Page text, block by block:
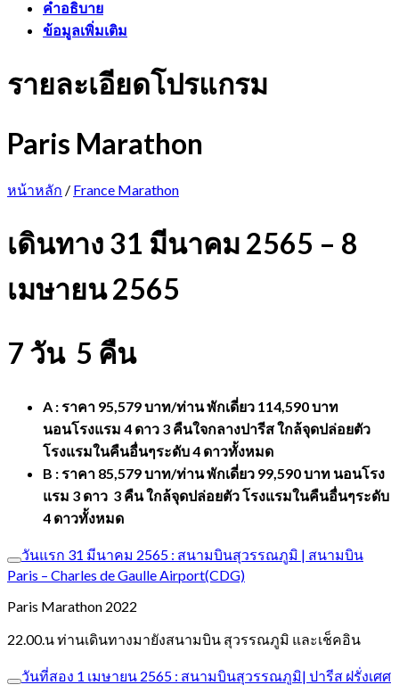
คำอธิบาย
ข้อมูลเพิ่มเติม
รายละเอียดโปรแกรม
Paris Marathon
หน้าหลัก / France Marathon
เดินทาง 31 มีนาคม 2565 – 8
เมษายน 2565
7 วัน 5 คืน
A : ราคา 95,579 บาท/ท่าน พักเดี่ยว 114,590 บาท
นอนโรงแรม 4 ดาว 3 คืนใจกลางปารีส ใกล้จุดปล่อยตัว
โรงแรมในคืนอื่นๆระดับ 4 ดาวทั้งหมด
B : ราคา 85,579 บาท/ท่าน พักเดี่ยว 99,590 บาท นอนโรง
แรม 3 ดาว 3 คืน ใกล้จุดปล่อยตัว โรงแรมในคืนอื่นๆระดับ
4 ดาวทั้งหมด
วันแรก 31 มีนาคม 2565 : สนามบินสุวรรณภูมิ | สนามบิน
Paris – Charles de Gaulle Airport(CDG)
Paris Marathon 2022
22.00.น ท่านเดินทางมายังสนามบิน สุวรรณภูมิ และเช็คอิน
วันที่สอง 1 เมษายน 2565 : สนามบินสุวรรณภูมิ| ปารีส ฝรั่งเศศ